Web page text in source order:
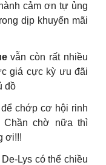
cảm ơn tự ủng
dịp khuyến mãi
vẫn còn rất nhiều
giá cực kỳ ưu đãi
đồ
chớp cơ hội rinh
Chần chờ nữa thì
ơi!!!
Lys có thể chiều